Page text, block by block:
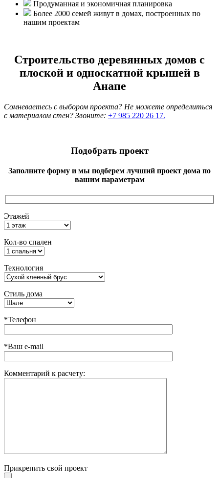
Продуманная и экономичная планировка
Более 2000 семей живут в домах, построенных по
нашим проектам
Строительство деревянных домов с
плоской и односкатной крышей в
Анапе
Сомневаетесь с выбором проекта? Не можете определиться
с материалом стен? Звоните: +7 985 220 26 17.
Подобрать проект
Заполните форму и мы подберем лучший проект дома по
вашим параметрам
Этажей
Кол-во спален
Технология
Стиль дома
*Телефон
*Ваш e-mail
Комментарий к расчету:
Прикрепить свой проект